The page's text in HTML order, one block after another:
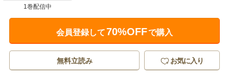
1巻配信中
会員登録して70%OFFで購入
無料立読み お気に入り